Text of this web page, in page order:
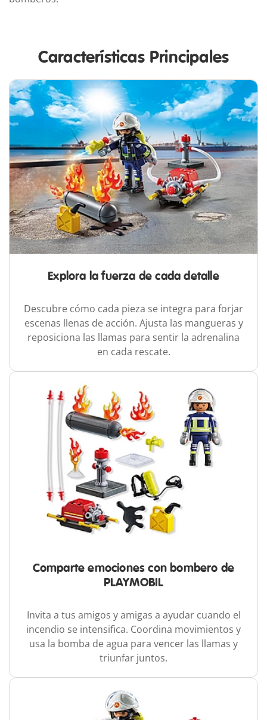
Características Principales
Explora la fuerza de cada detalle
Descubre cómo cada pieza se integra para forjar
escenas llenas de acción. Ajusta las mangueras y
reposiciona las llamas para sentir la adrenalina
en cada rescate.
Comparte emociones con bombero de
PLAYMOBIL
Invita a tus amigos y amigas a ayudar cuando el
incendio se intensifica. Coordina movimientos y
usa la bomba de agua para vencer las llamas y
triunfar juntos.